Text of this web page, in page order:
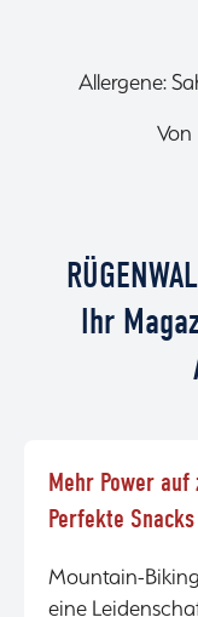
Allergene:
Ihr
Mehr Power auf
Perfekte
Mountain-
eine